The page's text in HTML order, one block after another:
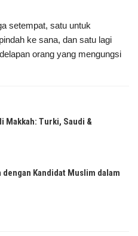
setempat, satu untuk
ke sana, dan satu lagi
orang yang mengungsi
Makkah: Turki, Saudi &
dengan Kandidat Muslim dalam